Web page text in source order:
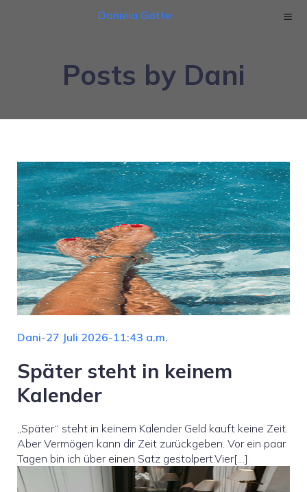
Daniela Götte
Posts by Dani
Dani-27 Juli 2026-11:43 a.m.
Später steht in keinem
Kalender
„Später“ steht in keinem Kalender Geld kauft keine Zeit.
Aber Vermögen kann dir Zeit zurückgeben. Vor ein paar
Tagen bin ich über einen Satz gestolpert.Vier[…]